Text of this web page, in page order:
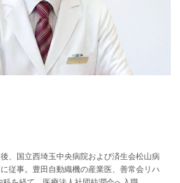
、国立西埼玉中央病院および済生会松山病
従事。豊田自動織機の産業医、善常会リハ